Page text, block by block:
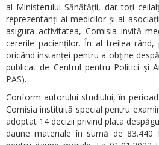
al Ministerului Sănătății, dar toți
reprezentanți ai medicilor și ai
asigura activitatea, Comisia invită
cererile pacienților. În al treilea
oricând instanței pentru a obține
publicat de Centrul pentru Politici și
PAS).
Conform autorului studiului, în
Comisia instituită special pentru
adoptat 14 decizii privind plata
daune materiale în sumă de 83.440